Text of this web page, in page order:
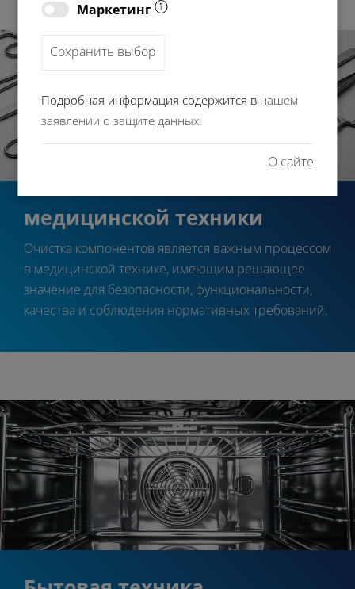
медицинской техники
Очистка компонентов является важным процессом
в медицинской технике, имеющим решающее
значение для безопасности, функциональности,
качества и соблюдения нормативных требований.
Маркетинг
Сохранить выбор
Подробная информация содержится в нашем
заявлении о защите данных.
О сайте